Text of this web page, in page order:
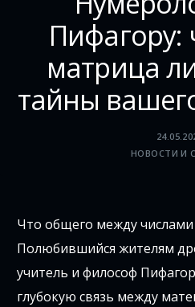
Пифагору:
матрица
тайны
НОВОСТИ И
Что общего между
Полюбившийся жителям
учитель и философ
глубокую связь между